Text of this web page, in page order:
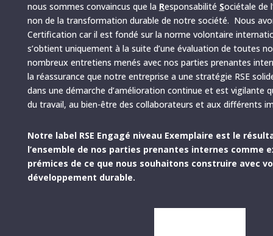
nous sommes convaincus que la Responsabilité Sociétale de
non de la transformation durable de notre société. Nous
Certification car il est fondé sur la norme volontaire
s’obtient uniquement à la suite d’une évaluation de toutes
nombreux entretiens menés avec nos parties prenantes
la réassurance que notre entreprise a une stratégie RSE
dans une démarche d’amélioration continue et est vigilante
du travail, au bien-être des collaborateurs et aux différents
Notre label RSE Engagé niveau Exemplaire est le
l’ensemble de nos parties prenantes internes comme
prémices de ce que nous souhaitons construire avec
développement durable.